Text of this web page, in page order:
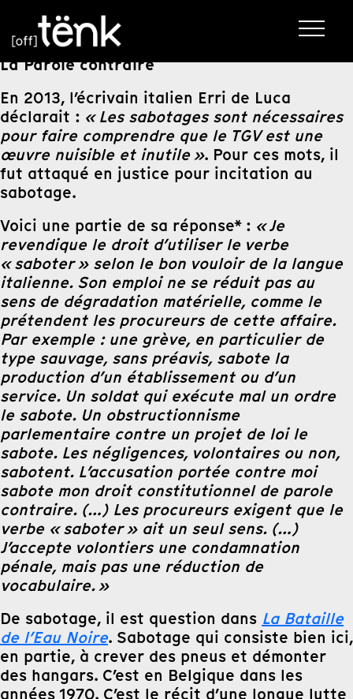
La Parole contraire
En 2013, l’écrivain italien Erri de Luca
déclarait : « Les sabotages sont nécessaires
pour faire comprendre que le TGV est une
œuvre nuisible et inutile ». Pour ces mots, il
fut attaqué en justice pour incitation au
sabotage.
Voici une partie de sa réponse* : « Je
revendique le droit d’utiliser le verbe
« saboter » selon le bon vouloir de la langue
italienne. Son emploi ne se réduit pas au
sens de dégradation matérielle, comme le
prétendent les procureurs de cette affaire.
Par exemple : une grève, en particulier de
type sauvage, sans préavis, sabote la
production d’un établissement ou d’un
service. Un soldat qui exécute mal un ordre
le sabote. Un obstructionnisme
parlementaire contre un projet de loi le
sabote. Les négligences, volontaires ou non,
sabotent. L’accusation portée contre moi
sabote mon droit constitutionnel de parole
contraire. (…) Les procureurs exigent que le
verbe « saboter » ait un seul sens. (…)
J’accepte volontiers une condamnation
pénale, mais pas une réduction de
vocabulaire. »
De sabotage, il est question dans La Bataille
de l’Eau Noire. Sabotage qui consiste bien ici,
en partie, à crever des pneus et démonter
des hangars. C’est en Belgique dans les
années 1970. C’est le récit d’une longue lutte